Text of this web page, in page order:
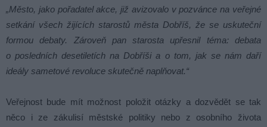
„Město, jako pořadatel akce, již avizovalo v pozvánce na veřejné
setkání všech žijících starostů města Dobříš, že se uskuteční
formou debaty. Zároveň pan starosta upřesnil téma: debata
o posledních desetiletích na Dobříši a o tom, jak se nám daří
ideály sametové revoluce skutečně naplňovat.“
Veřejnost bude mít možnost položit otázky a dozvědět se tak
něco i ze zákulisí městské politiky nebo z osobního života